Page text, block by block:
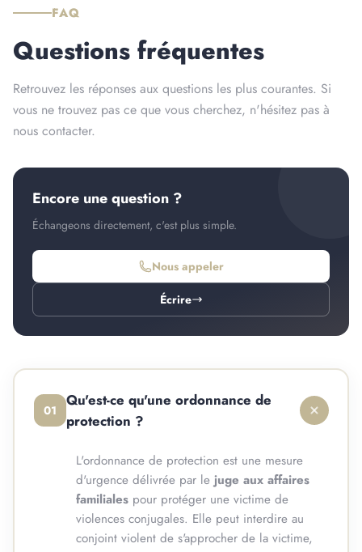
FAQ
Questions fréquentes
Retrouvez les réponses aux questions les plus courantes. Si
vous ne trouvez pas ce que vous cherchez, n'hésitez pas à
nous contacter.
Encore une question ?
Échangeons directement, c'est plus simple.
Nous appeler
Écrire
01
Qu'est-ce qu'une ordonnance de
protection ?
L'ordonnance de protection est une mesure
d'urgence délivrée par le juge aux affaires
familialespour protéger une victime de
violences conjugales. Elle peut interdire au
conjoint violent de s'approcher de la victime,